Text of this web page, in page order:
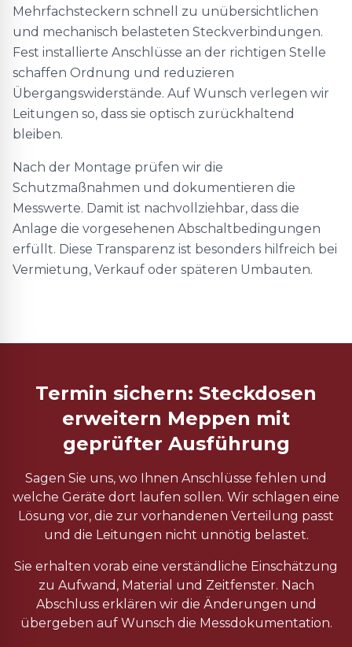
Mehrfachsteckern schnell zu unübersichtlichen
und mechanisch belasteten Steckverbindungen.
Fest installierte Anschlüsse an der richtigen Stelle
schaffen Ordnung und reduzieren
Übergangswiderstände. Auf Wunsch verlegen wir
Leitungen so, dass sie optisch zurückhaltend
bleiben.
Nach der Montage prüfen wir die
Schutzmaßnahmen und dokumentieren die
Messwerte. Damit ist nachvollziehbar, dass die
Anlage die vorgesehenen Abschaltbedingungen
erfüllt. Diese Transparenz ist besonders hilfreich bei
Vermietung, Verkauf oder späteren Umbauten.
Termin sichern: Steckdosen
erweitern Meppen mit
geprüfter Ausführung
Sagen Sie uns, wo Ihnen Anschlüsse fehlen und
welche Geräte dort laufen sollen. Wir schlagen eine
Lösung vor, die zur vorhandenen Verteilung passt
und die Leitungen nicht unnötig belastet.
Sie erhalten vorab eine verständliche Einschätzung
zu Aufwand, Material und Zeitfenster. Nach
Abschluss erklären wir die Änderungen und
übergeben auf Wunsch die Messdokumentation.